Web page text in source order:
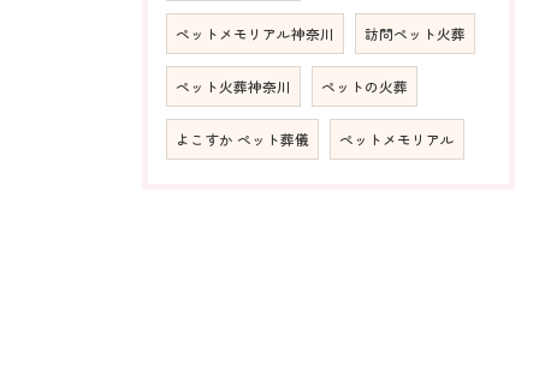
ペットメモリアル神奈川 訪問ペット火葬
ペット火葬神奈川 ペットの火葬
よこすか ペット葬儀 ペットメモリアル